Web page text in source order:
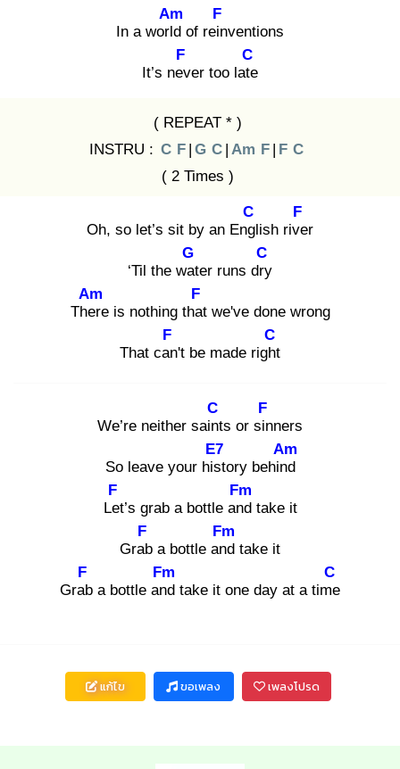
In a world
Am
of rein
F
ventions
It’s nev
F
er too late
C
( REPEAT * )
INSTRU : C F | G C | Am F | F C
( 2 Times )
Oh, so let’s sit by an Engl
C
ish rive
F
r
‘Til the wat
G
er runs dry
C
Ther
Am
e is nothing that
F
we've done wrong
That can
F
't be made right
C
We’re neither saint
C
s or sin
F
ners
So leave your hist
E7
ory behind
Am
Let
F
’s grab a bottle and
Fm
take it
Grab
F
a bottle and
Fm
take it
Grab
F
a bottle and
Fm
take it one day at a time
C
แก้ไข ขอเพลง เพลงโปรด